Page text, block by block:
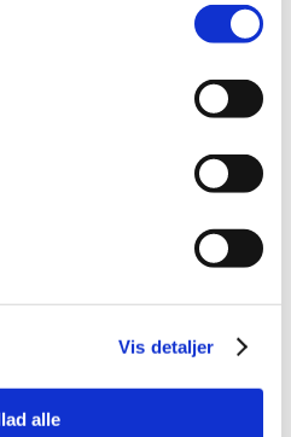
Vis detaljer
alle
2016